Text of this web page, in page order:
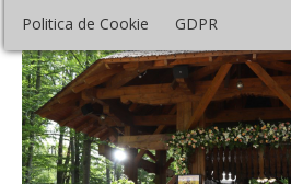
Politica de Cookie GDPR